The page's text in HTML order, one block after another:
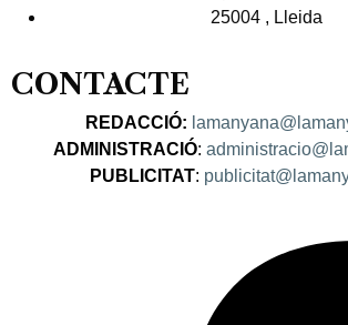
25004 , Lleida
CONTACTE
REDACCIÓ:
ADMINISTRACIÓ:
PUBLICITAT: